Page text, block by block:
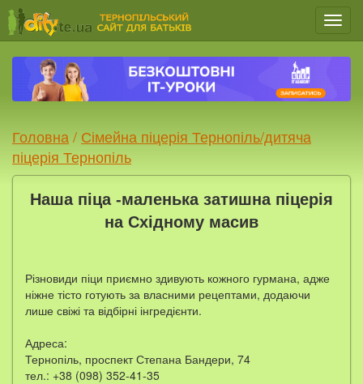
Меню
Головна / Сімейна піцерія Тернопіль/дитяча
піцерія Тернопіль
Наша піца -маленька затишна піцерія
на Східному масив
Різновиди піци приємно здивують кожного гурмана, адже
ніжне тісто готують за власними рецептами, додаючи
лише свіжі та відбірні інгредієнти.
Адреса:
Тернопіль, проспект Степана Бандери, 74
тел.: +38 (098) 352-41-35